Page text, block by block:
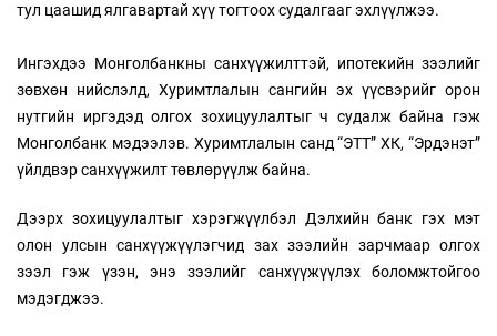
тул цаашид ялгавартай хүү тогтоох судалгааг эхлүүлжээ.
Ингэхдээ Монголбанкны санхүүжилттэй, ипотекийн зээлийг
зөвхөн нийслэлд, Хуримтлалын сангийн эх үүсвэрийг орон
нутгийн иргэдэд олгох зохицуулалтыг ч судалж байна гэж
Монголбанк мэдээлэв. Хуримтлалын санд “ЭТТ” ХК, “Эрдэнэт”
үйлдвэр санхүүжилт төвлөрүүлж байна.
Дээрх зохицуулалтыг хэрэгжүүлбэл Дэлхийн банк гэх мэт
олон улсын санхүүжүүлэгчид зах зээлийн зарчмаар олгох
зээл гэж үзэн, энэ зээлийг санхүүжүүлэх боломжтойгоо
мэдэгджээ.